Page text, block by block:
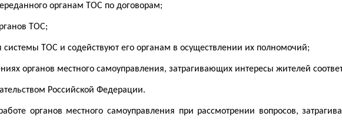
органам ТОС по договорам;
ТОС;
ТОС и содействуют его органам в осуществлении их полномочий;
органов местного самоуправления, затрагивающих интересы жителей
Российской Федерации.
органов местного самоуправления при рассмотрении вопросов,